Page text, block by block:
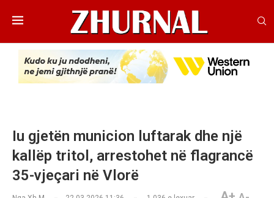
Iu gjetën municion luftarak dhe një
kallëp tritol, arrestohet në flagrancë
35-vjeçari në Vlorë